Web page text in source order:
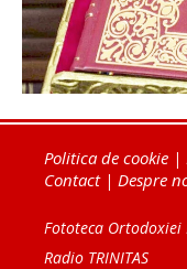
Politica de cookie |
Contact| Despre
Fototeca Ortodoxiei
Radio TRINITAS